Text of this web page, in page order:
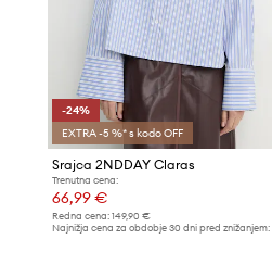
-24%
EXTRA -5 %* s kodo OFF
Srajca 2NDDAY Claras
Trenutna cena:
66,99 €
Redna cena: 149,90 €
Najnižja cena za obdobje 30 dni pred znižanjem: